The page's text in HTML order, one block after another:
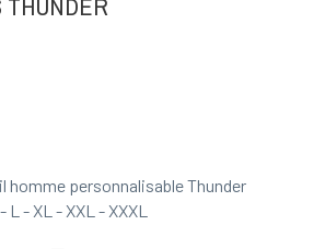
THUNDER
homme personnalisable Thunder
L - XL - XXL - XXXL